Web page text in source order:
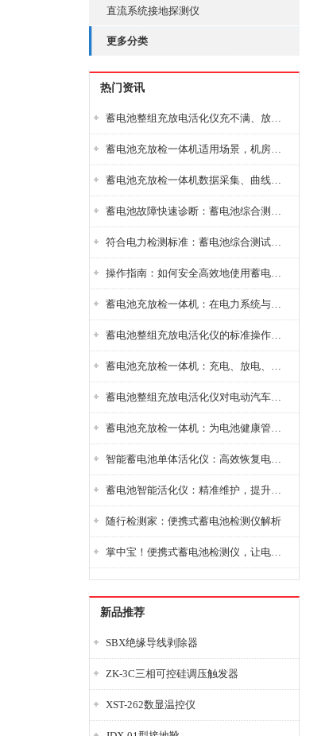
直流系统接地探测仪
更多分类
热门资讯
蓄电池整组充放电活化仪充不满、放不完怎么办？
蓄电池充放检一体机适用场景，机房基站变电站铅酸蓄电池维护检测应用
蓄电池充放检一体机数据采集、曲线分析与电池健康状态智能评估功能详解
蓄电池故障快速诊断：蓄电池综合测试仪判断落后电池的方法与标准
符合电力检测标准：蓄电池综合测试仪测试规范与精度校准方法详解
操作指南：如何安全高效地使用蓄电池智能活化仪？
蓄电池充放检一体机：在电力系统与储能设备中的创新应用，确保蓄电池性能与可靠性
蓄电池整组充放电活化仪的标准操作流程：从接线设置到充放电参数设定的安全规范
蓄电池充放检一体机：充电、放电、检测三功能集成设备
蓄电池整组充放电活化仪对电动汽车电池有帮助吗？
蓄电池充放检一体机：为电池健康管理提供一站式解决方案
智能蓄电池单体活化仪：高效恢复电池性能，延长蓄电池使用寿命
蓄电池智能活化仪：精准维护，提升电池健康状态
随行检测家：便携式蓄电池检测仪解析
掌中宝！便携式蓄电池检测仪，让电池检测变得简单又快捷！
新品推荐
SBX绝缘导线剥除器
ZK-3C三相可控硅调压触发器
XST-262数显温控仪